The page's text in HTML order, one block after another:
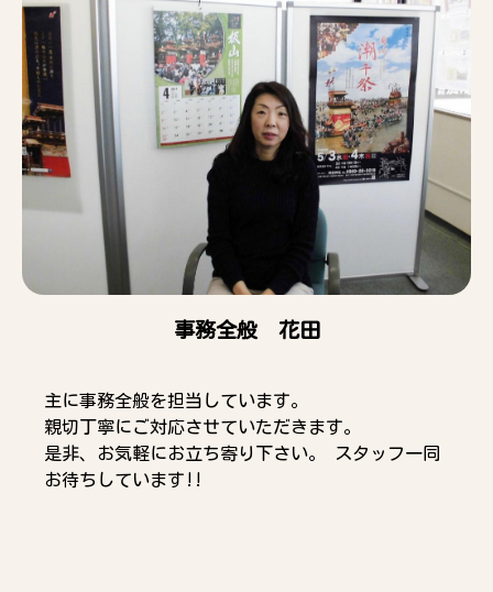
事務全般 花田
主に事務全般を担当しています。
親切丁寧にご対応させていただきます。
是非、お気軽にお立ち寄り下さい。 スタッフ一同
お待ちしています!!